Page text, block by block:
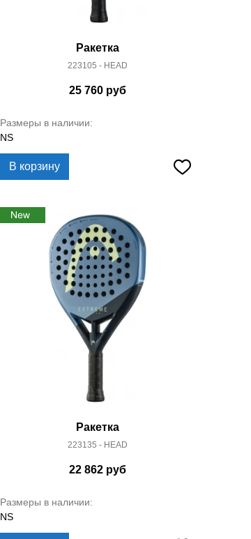
Ракетка
223105 - HEAD
25 760 руб
Размеры в наличии:
NS
В корзину
Ракетка
223135 - HEAD
22 862 руб
Размеры в наличии:
NS